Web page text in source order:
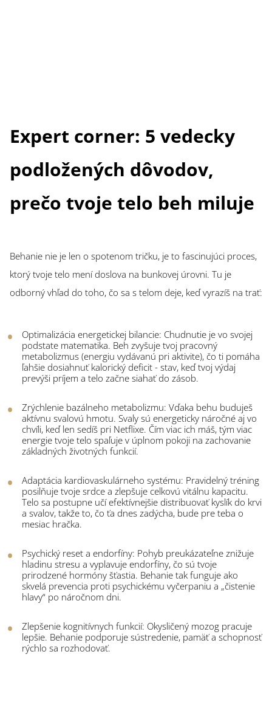
Expert corner: 5 vedecky
podložených dôvodov,
prečo tvoje telo beh miluje
Behanie nie je len o spotenom tričku, je to fascinujúci proces,
ktorý tvoje telo mení doslova na bunkovej úrovni. Tu je
odborný vhľad do toho, čo sa s telom deje, keď vyrazíš na trať:
Optimalizácia energetickej bilancie: Chudnutie je vo svojej
podstate matematika. Beh zvyšuje tvoj pracovný
metabolizmus (energiu vydávanú pri aktivite), čo ti pomáha
ľahšie dosiahnuť kalorický deficit - stav, keď tvoj výdaj
prevýši príjem a telo začne siahať do zásob.
Zrýchlenie bazálneho metabolizmu: Vďaka behu buduješ
aktívnu svalovú hmotu. Svaly sú energeticky náročné aj vo
chvíli, keď len sedíš pri Netflixe. Čím viac ich máš, tým viac
energie tvoje telo spaľuje v úplnom pokoji na zachovanie
základných životných funkcií.
Adaptácia kardiovaskulárneho systému: Pravidelný tréning
posilňuje tvoje srdce a zlepšuje celkovú vitálnu kapacitu.
Telo sa postupne učí efektívnejšie distribuovať kyslík do krvi
a svalov, takže to, čo ťa dnes zadýcha, bude pre teba o
mesiac hračka.
Psychický reset a endorfíny: Pohyb preukázateľne znižuje
hladinu stresu a vyplavuje endorfíny, čo sú tvoje
prirodzené hormóny šťastia. Behanie tak funguje ako
skvelá prevencia proti psychickému vyčerpaniu a „čistenie
hlavy“ po náročnom dni.
Zlepšenie kognitívnych funkcií: Okysličený mozog pracuje
lepšie. Behanie podporuje sústredenie, pamäť a schopnosť
rýchlo sa rozhodovať.